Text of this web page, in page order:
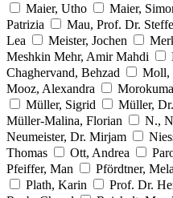
Maier, Utho
Maier,
Patrizia
Mau, Prof. Dr.
Lea
Meister, Jochen
Meshkin Mehr, Amir Mahdi
Chaghervand, Behzad
Moll,
Mooz, Alexandra
Müller, Sigrid
Müller,
Müller-Malina, Florian
N.,
Neumeister, Dr. Mirjam
Thomas
Ott, Andrea
Pfeiffer, Man
Pfördtner,
Plath, Karin
Prof. Dr.